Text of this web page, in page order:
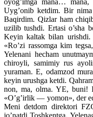
oyog’imga mana… mana,
Uyg’onib ketdim. Bir nima
Baqirdim. Qizlar ham
uzilib tushdi. Ertasi o’sha
Keyin kaltak bilan
«Ro’zi rassomga kim
Yelenani hecham
chiroyli, samimiy rus
yuraman. E, odamzod
keyin urushga ketdi.
non, ma, olma. YE, buni!
«O’g’irlik — yomon», der
Meni detdom direktori